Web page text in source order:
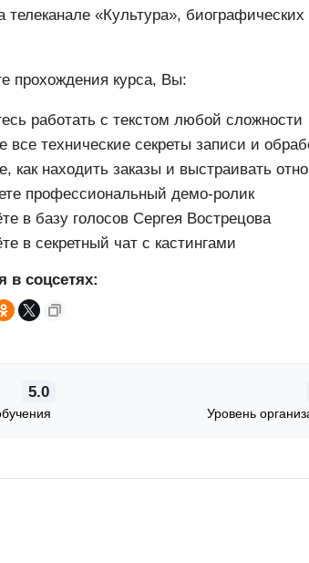
телеканале «Культура»,
прохождения курса, Вы:
работать с текстом любой сложности
все технические секреты записи и
как находить заказы и выстраивать
профессиональный демо-ролик
в базу голосов Сергея Вострецова
в секретный чат с кастингами
в соцсетях:
5.0
Уровень